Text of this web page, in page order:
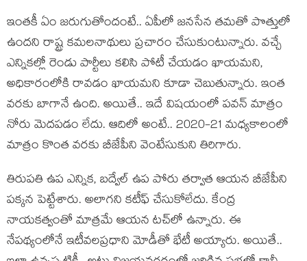
ఇంత‌కీ ఏం జ‌రుగుతోందంటే.. ఏపీలో జ‌న‌సేన త‌మ‌తో పొత్తులో
ఉంద‌ని రాష్ట్ర క‌మ‌ల‌నాథులు ప్ర‌చారం చేసుకుంటున్నారు. వ‌చ్చే
ఎన్నిక‌ల్లో రెండు పార్టీలు కలిసి పోటీ చేయ‌డం ఖాయ‌మ‌ని,
అధికారంలోకి రావ‌డం ఖాయ‌మ‌ని కూడా చెబుతున్నారు. ఇంత
వ‌ర‌కు బాగానే ఉంది. అయితే.. ఇదే విష‌యంలో ప‌వ‌న్ మాత్రం
నోరు మెద‌ప‌డం లేదు. ఆదిలో అంటే.. 2020-21 మ‌ధ్య‌కాలంలో
మాత్రం కొంత వ‌ర‌కు బీజేపీని వెంటేసుకుని తిరిగారు.
తిరుప‌తి ఉప ఎన్నిక, బ‌ద్వేల్ ఉప పోరు త‌ర్వాత ఆయ‌న బీజేపీని
ప‌క్క‌న పెట్టేశారు. అలాగ‌ని క‌టీఫ్ చేసుకోలేదు. కేంద్ర
నాయ‌కత్వంతో మాత్ర‌మే ఆయ‌న ట‌చ్‌లో ఉన్నారు. ఈ
నేప‌థ్యంలోనే ఇటీవ‌ల‌ప్ర‌ధాని మోడీతో భేటీ అయ్యారు. అయితే..